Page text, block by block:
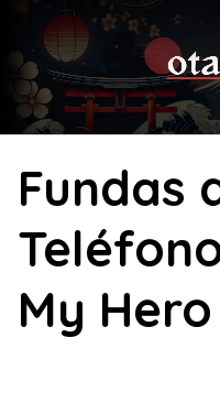
content
Fundas
My